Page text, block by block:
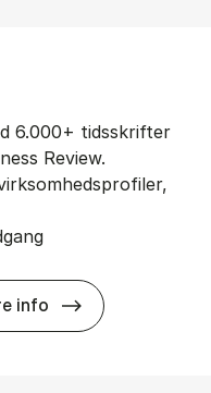
6.000+ tidsskrifter
Review.
info Bu­si­ness